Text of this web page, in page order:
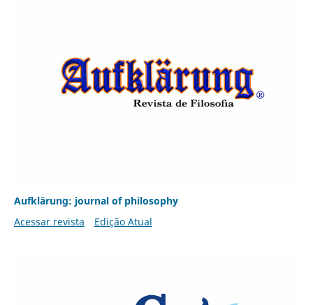
Aufklärung: journal of philosophy
Acessar revista
Edição Atual